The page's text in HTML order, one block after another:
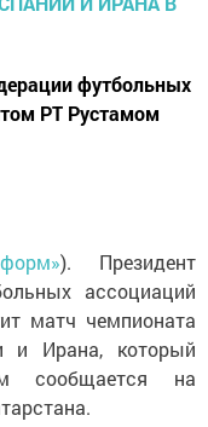
футбольных
РТ Рустамом
). Президент
ассоциаций
матч чемпионата
и Ирана, который
сообщается на